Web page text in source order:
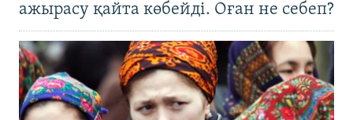
ажырасу қайта көбейді. Оған не себеп?